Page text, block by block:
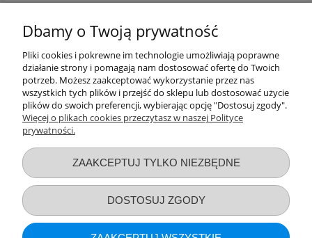
36,89 zł
DO KOSZYKA
Dbamy o Twoją prywatność
Pliki cookies i pokrewne im technologie umożliwiają poprawne
działanie strony i pomagają nam dostosować ofertę do Twoich
potrzeb. Możesz zaakceptować wykorzystanie przez nas
wszystkich tych plików i przejść do sklepu lub dostosować użycie
plików do swoich preferencji, wybierając opcję "Dostosuj zgody".
Więcej o plikach cookies przeczytasz w naszej Polityce
prywatności.
ZAAKCEPTUJ TYLKO NIEZBĘDNE
DOSTOSUJ ZGODY